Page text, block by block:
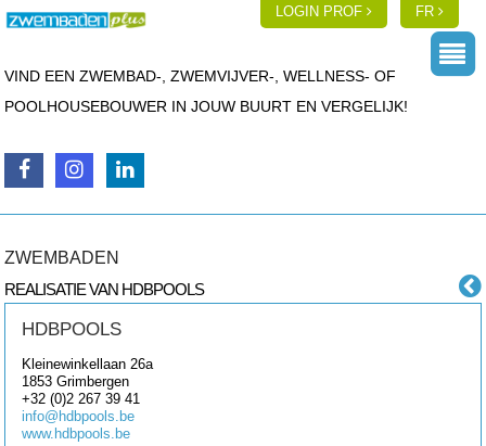
LOGIN PROF FR
VIND EEN ZWEMBAD-, ZWEMVIJVER-, WELLNESS- OF
POOLHOUSEBOUWER IN JOUW BUURT EN VERGELIJK!
ZWEMBADEN
REALISATIE VAN HDBPOOLS
HDBPOOLS
Kleinewinkellaan 26a
1853Grimbergen
+32 (0)2 267 39 41
info@hdbpools.be
www.hdbpools.be